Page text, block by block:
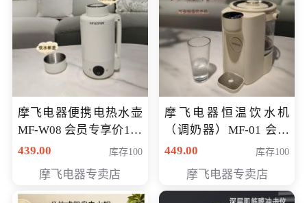
摩飞电器便携电热水壶
MF-W08 会员专享价198
元
439.00 库存100
摩飞电器专卖店
摩飞电器恒温饮水机
（调奶器）MF-01 会员
专享价366元
449.00 库存100
摩飞电器专卖店